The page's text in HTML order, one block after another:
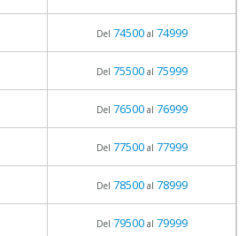
Del 74500al 74999
Del 75500al 75999
Del 76500al 76999
Del 77500al 77999
Del 78500al 78999
Del 79500al 79999